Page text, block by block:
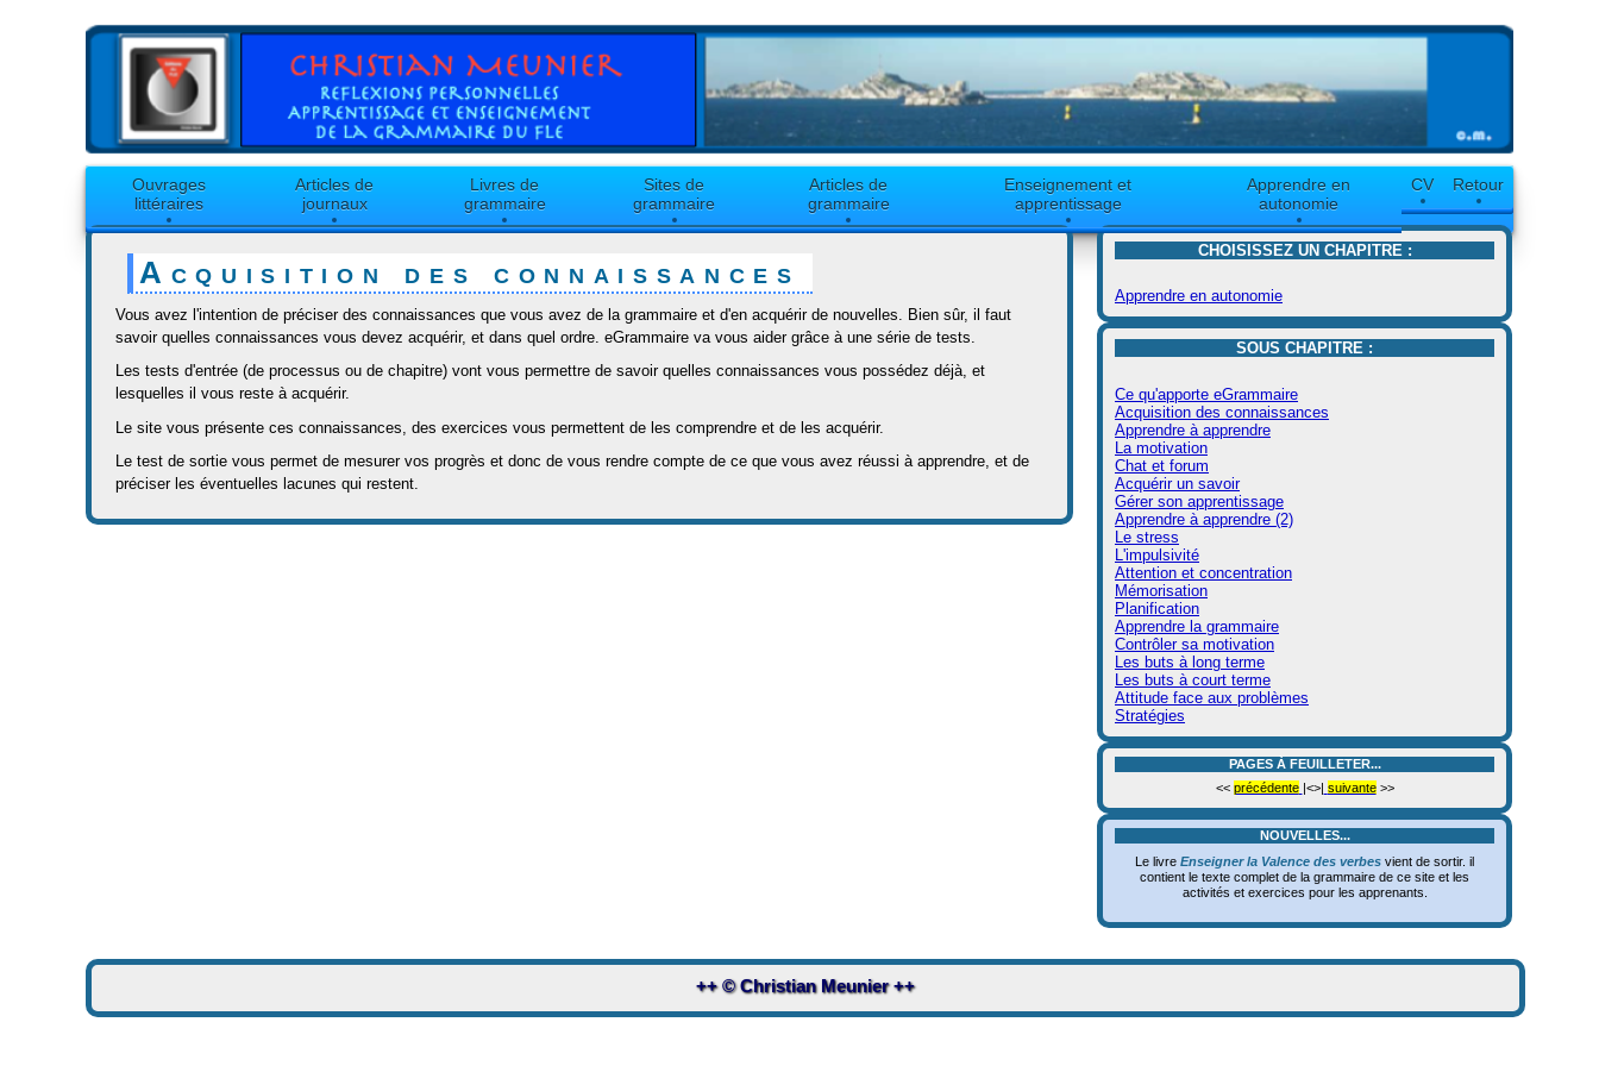
Ouvrages
littéraires
Articles de
journaux
Livres de
grammaire
Sites de
grammaire
Articles de
grammaire
Enseignement et
apprentissage
Apprendre en
autonomie
CV Retour
Acquisition des connaissances
Vous avez l'intention de préciser des connaissances que vous avez de la grammaire et d'en acquérir de nouvelles. Bien sûr, il faut
savoir quelles connaissances vous devez acquérir, et dans quel ordre. eGrammaire va vous aider grâce à une série de tests.
Les tests d'entrée (de processus ou de chapitre) vont vous permettre de savoir quelles connaissances vous possédez déjà, et
lesquelles il vous reste à acquérir.
Le site vous présente ces connaissances, des exercices vous permettent de les comprendre et de les acquérir.
Le test de sortie vous permet de mesurer vos progrès et donc de vous rendre compte de ce que vous avez réussi à apprendre, et de
préciser les éventuelles lacunes qui restent.
CHOISISSEZ UN CHAPITRE :
Apprendre en autonomie
SOUS CHAPITRE :
Ce qu'apporte eGrammaire
Acquisition des connaissances
Apprendre à apprendre
La motivation
Chat et forum
Acquérir un savoir
Gérer son apprentissage
Apprendre à apprendre (2)
Le stress
L'impulsivité
Attention et concentration
Mémorisation
Planification
Apprendre la grammaire
Contrôler sa motivation
Les buts à long terme
Les buts à court terme
Attitude face aux problèmes
Stratégies
PAGES À FEUILLETER...
<< précédente |<>| suivante>>
NOUVELLES...
Le livre Enseigner la Valence des verbes vient de sortir. il
contient le texte complet de la grammaire de ce site et les
activités et exercices pour les apprenants.
++ © Christian Meunier ++